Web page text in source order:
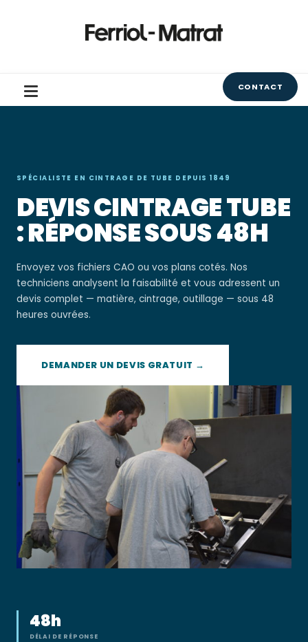
CONTACT
SPÉCIALISTE EN CINTRAGE DE TUBE DEPUIS 1849
DEVIS CINTRAGE TUBE
: RÉPONSE SOUS 48H
Envoyez vos fichiers CAO ou vos plans cotés. Nos
techniciens analysent la faisabilité et vous adressent un
devis complet — matière, cintrage, outillage — sous 48
heures ouvrées.
DEMANDER UN DEVIS GRATUIT →
48h
DÉLAI DE RÉPONSE